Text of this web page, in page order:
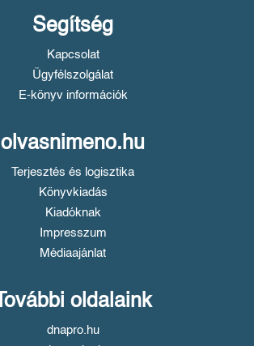
Segítség
Kapcsolat
Ügyfélszolgálat
E-könyv információk
olvasnimeno.hu
Terjesztés és logisztika
Könyvkiadás
Kiadóknak
Impresszum
Médiaajánlat
További oldalaink
dnapro.hu